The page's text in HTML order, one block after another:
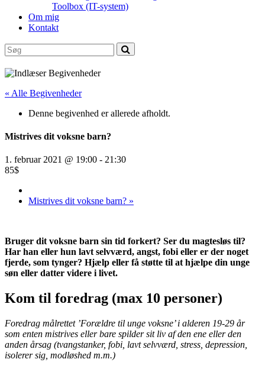
Toolbox (IT-system)
Om mig
Kontakt
« Alle Begivenheder
Denne begivenhed er allerede afholdt.
Mistrives dit voksne barn?
1. februar 2021 @ 19:00 - 21:30
85$
Mistrives dit voksne barn? »
Bruger dit voksne barn sin tid forkert? Ser du magtesløs til?
Har han eller hun lavt selvværd, angst, fobi eller er der noget
fjerde, som tynger? Hjælp eller få støtte til at hjælpe din unge
søn eller datter videre i livet.
Kom til foredrag (max 10 personer)
Foredrag målrettet ’Forældre til unge voksne’ i alderen 19-29 år
som enten mistrives eller bare spilder sit liv af den ene eller den
anden årsag (tvangstanker, fobi, lavt selvværd, stress, depression,
isolerer sig, modløshed m.m.)